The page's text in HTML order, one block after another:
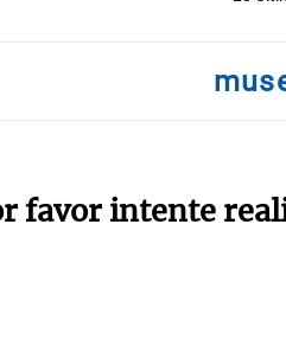
favor intente